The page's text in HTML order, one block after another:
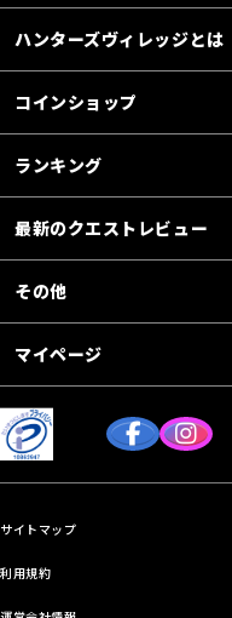
ハンターズヴィレッジとは
コインショップ
ランキング
最新のクエストレビュー
その他
マイページ
サイトマップ
利用規約